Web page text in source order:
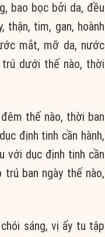
bao bọc bởi da, đều
thận, tim, gan, hoành
mắt, mỡ da, nước
trú dưới thế nào, thời
thế nào, thời ban
định tinh cần hành,
với dục định tinh cần
trú ban ngày thế nào,
sáng, vị ấy tu tập